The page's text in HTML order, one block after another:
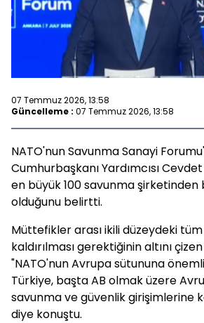
07 Temmuz 2026, 13:58
Güncelleme : 07 Temmuz 2026, 13:58
NATO'nun Savunma Sanayi
Cumhurbaşkanı Yardımcısı
en büyük 100 savunma şirketinden
olduğunu belirtti.
Müttefikler arası ikili düzeydeki tüm
kaldırılması gerektiğinin altını çizen
"NATO'nun Avrupa sütununa
Türkiye, başta AB olmak üzere
savunma ve güvenlik girişimlerine
diye konuştu.